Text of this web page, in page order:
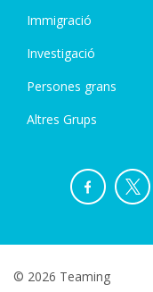
Immigració
Investigació
Persones grans
Altres Grups
© 2026 Teaming